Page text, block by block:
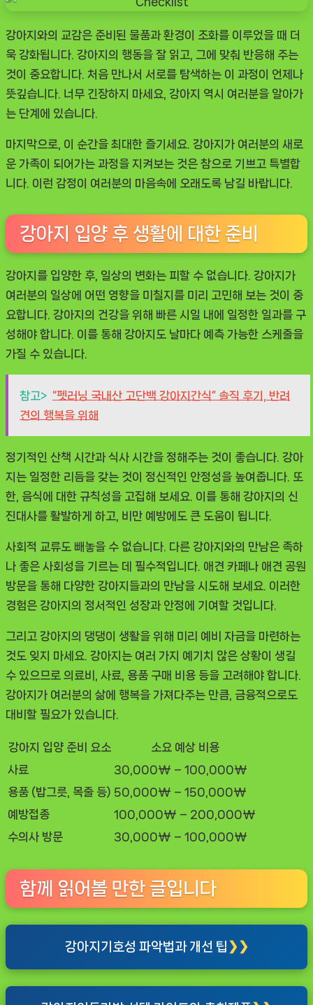
강아지와의 교감은 준비된 물품과 환경이 조화를 이루었을 때 더
욱 강화됩니다. 강아지의 행동을 잘 읽고, 그에 맞춰 반응해 주는
것이 중요합니다. 처음 만나서 서로를 탐색하는 이 과정이 언제나
뜻깊습니다. 너무 긴장하지 마세요, 강아지 역시 여러분을 알아가
는 단계에 있습니다.
마지막으로, 이 순간을 최대한 즐기세요. 강아지가 여러분의 새로
운 가족이 되어가는 과정을 지켜보는 것은 참으로 기쁘고 특별합
니다. 이런 감정이 여러분의 마음속에 오래도록 남길 바랍니다.
강아지 입양 후 생활에 대한 준비
강아지를 입양한 후, 일상의 변화는 피할 수 없습니다. 강아지가
여러분의 일상에 어떤 영향을 미칠지를 미리 고민해 보는 것이 중
요합니다. 강아지의 건강을 위해 빠른 시일 내에 일정한 일과를 구
성해야 합니다. 이를 통해 강아지도 날마다 예측 가능한 스케줄을
가질 수 있습니다.
참고> “펫러닝 국내산 고단백 강아지간식” 솔직 후기, 반려
견의 행복을 위해
정기적인 산책 시간과 식사 시간을 정해주는 것이 좋습니다. 강아
지는 일정한 리듬을 갖는 것이 정신적인 안정성을 높여줍니다. 또
한, 음식에 대한 규칙성을 고집해 보세요. 이를 통해 강아지의 신
진대사를 활발하게 하고, 비만 예방에도 큰 도움이 됩니다.
사회적 교류도 빼놓을 수 없습니다. 다른 강아지와의 만남은 족하
나 좋은 사회성을 기르는 데 필수적입니다. 애견 카페나 애견 공원
방문을 통해 다양한 강아지들과의 만남을 시도해 보세요. 이러한
경험은 강아지의 정서적인 성장과 안정에 기여할 것입니다.
그리고 강아지의 댕댕이 생활을 위해 미리 예비 자금을 마련하는
것도 잊지 마세요. 강아지는 여러 가지 예기치 않은 상황이 생길
수 있으므로 의료비, 사료, 용품 구매 비용 등을 고려해야 합니다.
강아지가 여러분의 삶에 행복을 가져다주는 만큼, 금융적으로도
대비할 필요가 있습니다.
강아지 입양 준비 요소
소요 예상 비용
사료
30,000₩ – 100,000₩
용품 (밥그릇, 목줄 등) 50,000₩ – 150,000₩
예방접종
100,000₩ – 200,000₩
수의사 방문
30,000₩ – 100,000₩
함께 읽어볼 만한 글입니다
강아지기호성 파악법과 개선 팁